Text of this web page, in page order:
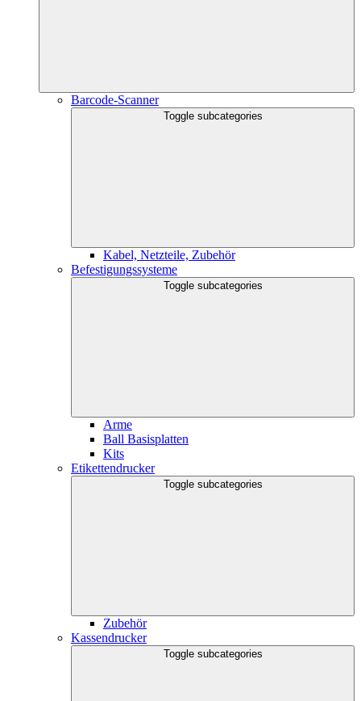
Barcode-Scanner
Toggle subcategories
Kabel, Netzteile, Zubehör
Befestigungssysteme
Toggle subcategories
Arme
Ball Basisplatten
Kits
Etikettendrucker
Toggle subcategories
Zubehör
Kassendrucker
Toggle subcategories